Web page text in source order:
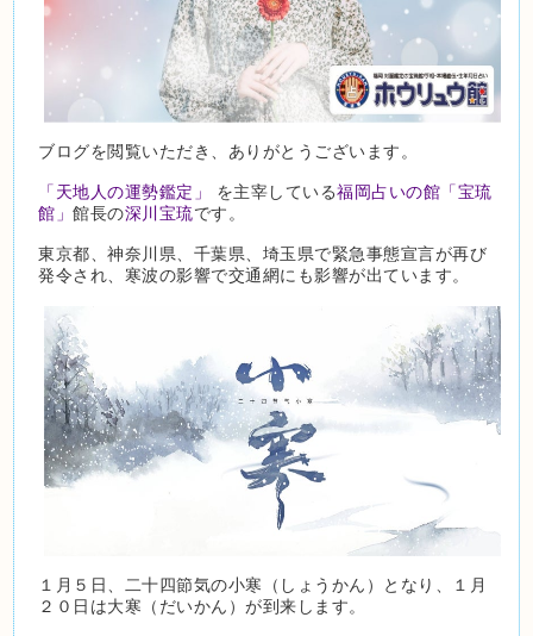
ブログを閲覧いただき、ありがとうございます。
「天地人の運勢鑑定」 を主宰している福岡占いの館「宝琉
館」館長の深川宝琉です。
東京都、神奈川県、千葉県、埼玉県で緊急事態宣言が再び
発令され、寒波の影響で交通網にも影響が出ています。
１月５日、二十四節気の小寒（しょうかん）となり、１月
２０日は大寒（だいかん）が到来します。